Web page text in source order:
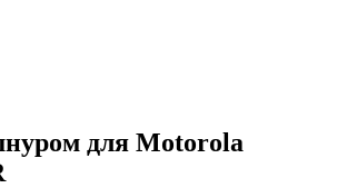
для Motorola